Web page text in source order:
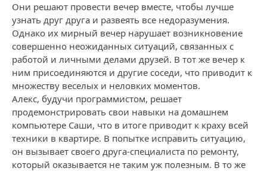
Они решают провести вечер вместе, чтобы лучше
узнать друг друга и развеять все недоразумения.
Однако их мирный вечер нарушает возникновение
совершенно неожиданных ситуаций, связанных с
работой и личными делами друзей. В тот же вечер к
ним присоединяются и другие соседи, что приводит к
множеству веселых и неловких моментов.
Алекс, будучи программистом, решает
продемонстрировать свои навыки на домашнем
компьютере Саши, что в итоге приводит к краху всей
техники в квартире. В попытке исправить ситуацию,
он вызывает своего друга-специалиста по ремонту,
который оказывается не таким уж полезным. В то же